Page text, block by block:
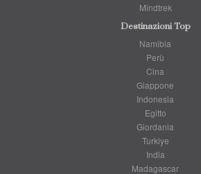
Mindtrek
Destinazioni Top
Namibia
Perù
Cina
Giappone
Indonesia
Egitto
Giordania
Turkiye
India
Madagascar